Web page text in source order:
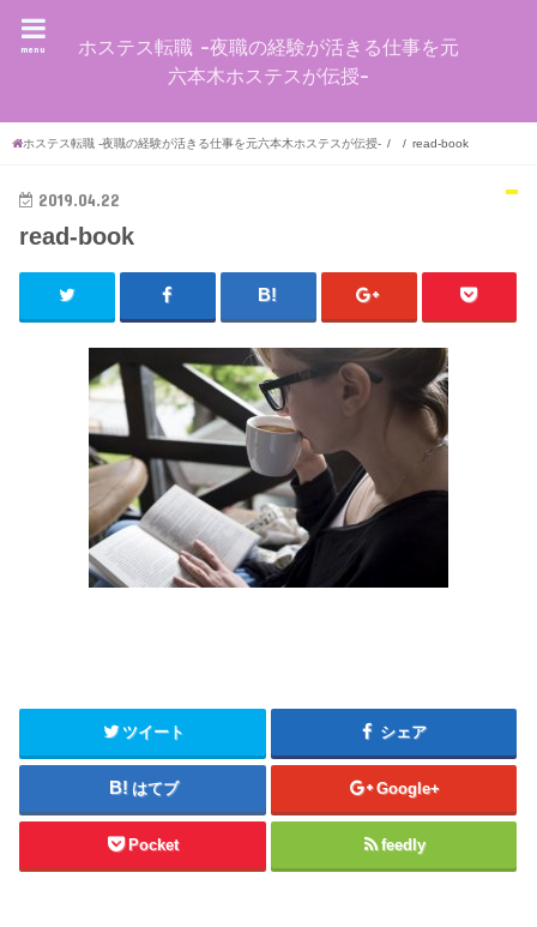
ホステス転職 -夜職の経験が活きる仕事を元
六本木ホステスが伝授-
menu
ホステス転職 -夜職の経験が活きる仕事を元六本木ホステスが伝授- read-book
2019.04.22
read-book
ツイート シェア
はてブ Google+
Pocket feedly